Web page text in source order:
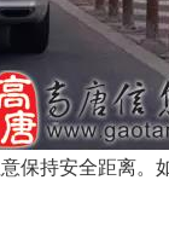
保持安全距离